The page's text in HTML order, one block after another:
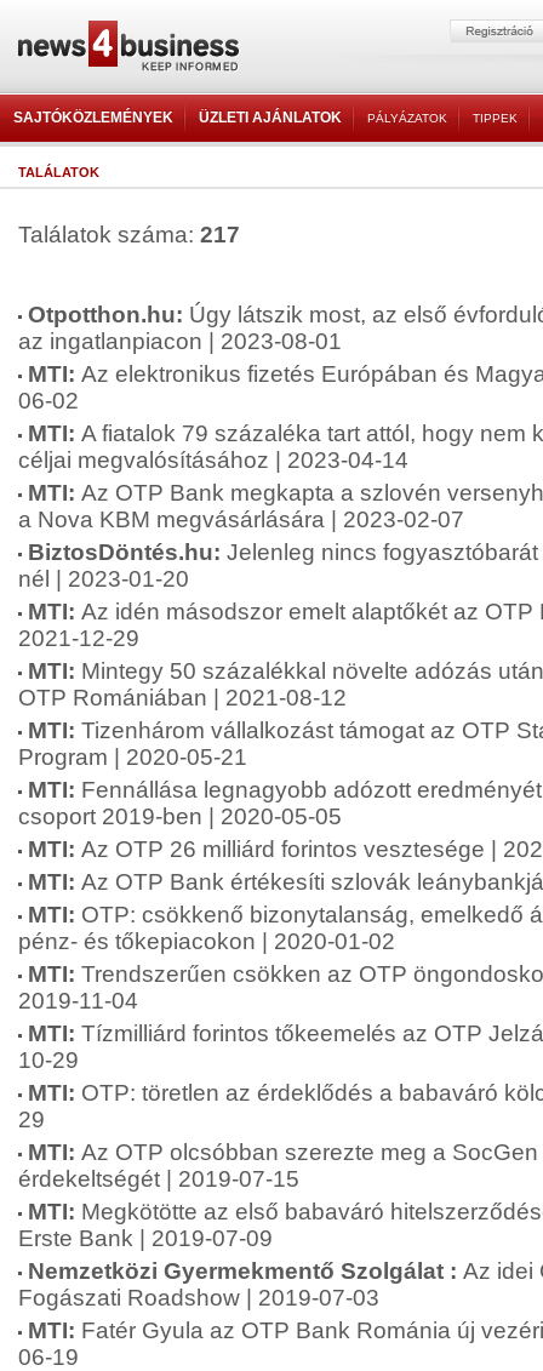
SAJTÓKÖZLEMÉNYEK ÜZLETI AJÁNLATOK PÁLYÁZATOK TIPPEK
TALÁLATOK
Találatok száma: 217
Otpotthon.hu: Úgy látszik most, az első
az ingatlanpiacon | 2023-08-01
MTI: Az elektronikus fizetés Európában és
06-02
MTI: A fiatalok 79 százaléka tart attól, hogy nem
céljai megvalósításához | 2023-04-14
MTI: Az OTP Bank megkapta a szlovén
a Nova KBM megvásárlására | 2023-02-07
BiztosDöntés.hu: Jelenleg nincs
nél | 2023-01-20
MTI: Az idén másodszor emelt alaptőkét az OTP
2021-12-29
MTI: Mintegy 50 százalékkal növelte adózás
OTP Romániában | 2021-08-12
MTI: Tizenhárom vállalkozást támogat az OTP
Program | 2020-05-21
MTI: Fennállása legnagyobb adózott
csoport 2019-ben | 2020-05-05
MTI: Az OTP 26 milliárd forintos vesztesége |
MTI: Az OTP Bank értékesíti szlovák
MTI: OTP: csökkenő bizonytalanság, emelkedő
pénz- és tőkepiacokon | 2020-01-02
MTI: Trendszerűen csökken az OTP
2019-11-04
MTI: Tízmilliárd forintos tőkeemelés az OTP
10-29
MTI: OTP: töretlen az érdeklődés a babaváró
29
MTI: Az OTP olcsóbban szerezte meg a
érdekeltségét | 2019-07-15
MTI: Megkötötte az első babaváró
Erste Bank | 2019-07-09
Nemzetközi Gyermekmentő Szolgálat : Az idei
Fogászati Roadshow | 2019-07-03
MTI: Fatér Gyula az OTP Bank Románia új
06-19